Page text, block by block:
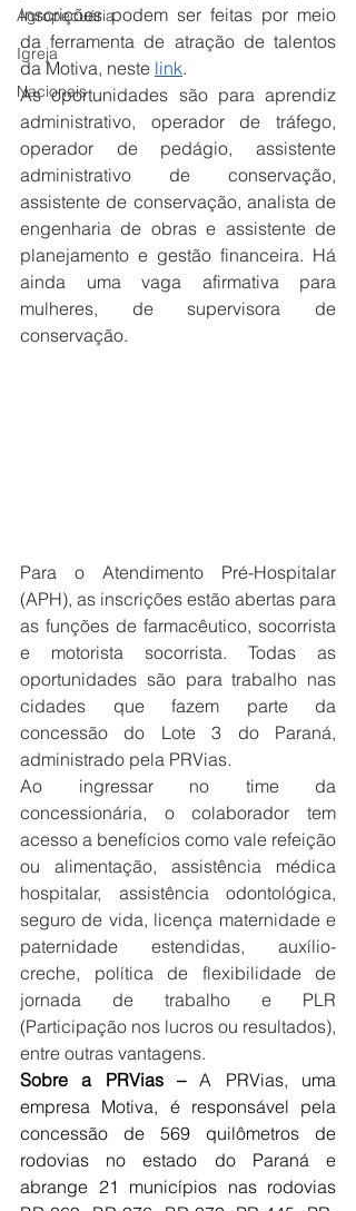
Agropecuária
Igreja
Nacionais
inscrições podem ser feitas por meio
da ferramenta de atração de talentos
da Motiva, neste link.
As oportunidades são para aprendiz
administrativo, operador de tráfego,
operador de pedágio, assistente
administrativo de conservação,
assistente de conservação, analista de
engenharia de obras e assistente de
planejamento e gestão financeira. Há
ainda uma vaga afirmativa para
mulheres, de supervisora de
conservação.
Para o Atendimento Pré-Hospitalar
(APH), as inscrições estão abertas para
as funções de farmacêutico, socorrista
e motorista socorrista. Todas as
oportunidades são para trabalho nas
cidades que fazem parte da
concessão do Lote 3 do Paraná,
administrado pela PRVias.
Ao ingressar no time da
concessionária, o colaborador tem
acesso a benefícios como vale refeição
ou alimentação, assistência médica
hospitalar, assistência odontológica,
seguro de vida, licença maternidade e
paternidade estendidas, auxílio-
creche, política de flexibilidade de
jornada de trabalho e PLR
(Participação nos lucros ou resultados),
entre outras vantagens.
Sobre a PRVias – A PRVias, uma
empresa Motiva, é responsável pela
concessão de 569 quilômetros de
rodovias no estado do Paraná e
abrange 21 municípios nas rodovias